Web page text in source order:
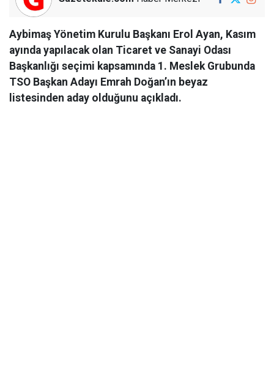
Aybimaş Yönetim Kurulu Başkanı Erol Ayan, Kasım
ayında yapılacak olan Ticaret ve Sanayi Odası
Başkanlığı seçimi kapsamında 1. Meslek Grubunda
TSO Başkan Adayı Emrah Doğan’ın beyaz
listesinden aday olduğunu açıkladı.